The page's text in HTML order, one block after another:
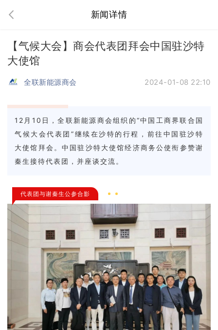
新闻详情
【气候大会】商会代表团拜会中国驻沙特
大使馆
全联新能源商会 2024-01-08 22:10
12月10日，全联新能源商会组织的“中国工商界联合国
气候大会代表团”继续在沙特的行程，前往中国驻沙特
大使馆拜会。中国驻沙特大使馆经济商务公使衔参赞谢
秦生接待代表团，并座谈交流。
代表团与谢秦生公参合影